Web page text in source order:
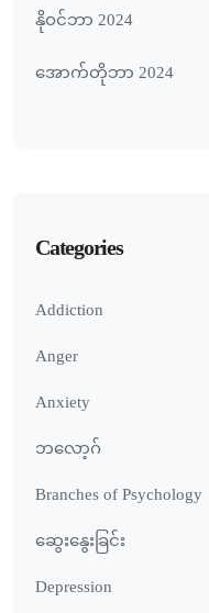
နိုဝင်ဘာ 2024
အောက်တိုဘာ 2024
Categories
Addiction
Anger
Anxiety
ဘလော့ဂ်
Branches of Psychology
ဆွေးနွေးခြင်း
Depression